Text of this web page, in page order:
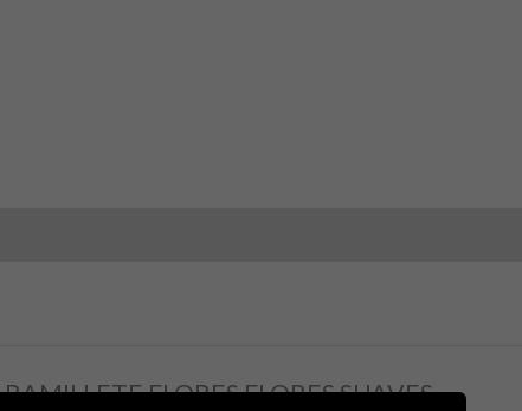
FLORES FLORES SUAVES